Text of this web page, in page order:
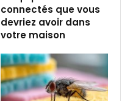
connectés que vous
devriez avoir dans
votre maison